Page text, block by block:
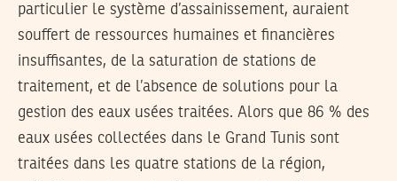
particulier le système d’assainissement, auraient
souffert de ressources humaines et financières
insuffisantes, de la saturation de stations de
traitement, et de l’absence de solutions pour la
gestion des eaux usées traitées. Alors que 86 % des
eaux usées collectées dans le Grand Tunis sont
traitées dans les quatre stations de la région,